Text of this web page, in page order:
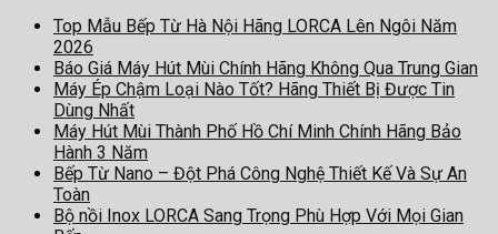
Top Mẫu Bếp Từ Hà Nội Hãng LORCA Lên Ngôi Năm
2026
Báo Giá Máy Hút Mùi Chính Hãng Không Qua Trung Gian
Máy Ép Chậm Loại Nào Tốt? Hãng Thiết Bị Được Tin
Dùng Nhất
Máy Hút Mùi Thành Phố Hồ Chí Minh Chính Hãng Bảo
Hành 3 Năm
Bếp Từ Nano – Đột Phá Công Nghệ Thiết Kế Và Sự An
Toàn
Bộ nồi Inox LORCA Sang Trọng Phù Hợp Với Mọi Gian